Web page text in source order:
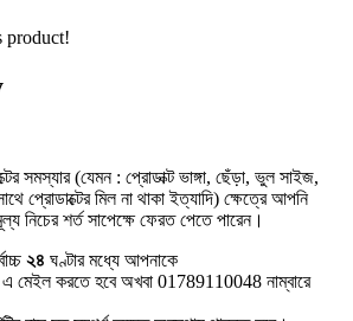
product!
সমস্যার (যেমন : প্রোডাক্ট ভাঙ্গা, ছেঁড়া, ভুল সাইজ,
প্রোডাক্টের মিল না থাকা ইত্যাদি) ক্ষেত্রে আপনি
নিচের শর্ত সাপেক্ষে ফেরত পেতে পারেন।
২৪ ঘণ্টার মধ্যে আপনাকে
করতে হবে অখবা 01789110048 নাম্বারে